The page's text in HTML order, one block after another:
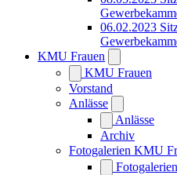
06.02.2023
KMU Frauen
KMU Frauen
Vorstand
Anlässe
Anlässe
Archiv
Fotogalerien KMU